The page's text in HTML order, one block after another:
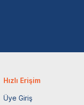
Hızlı Erişim
Üye Giriş